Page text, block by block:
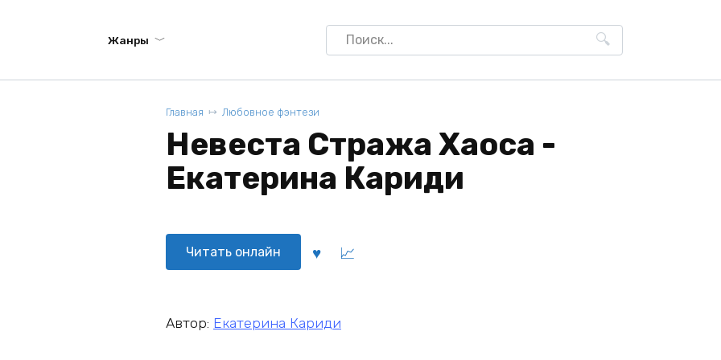
Жанры
Search
for:
Главная Любовное фэнтези
Невеста Стража Хаоса -
Екатерина Кариди
Читать онлайн
Автор: Екатерина Кариди